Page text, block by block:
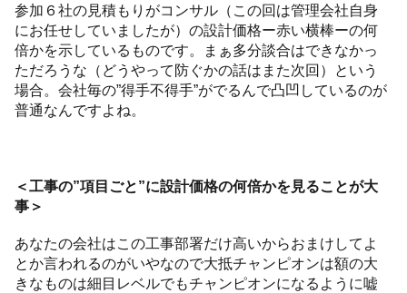
参加６社の見積もりがコンサル（この回は管理会社自身
にお任せしていましたが）の設計価格ー赤い横棒ーの何
倍かを示しているものです。まぁ多分談合はできなかっ
ただろうな（どうやって防ぐかの話はまた次回）という
場合。会社毎の”得手不得手”がでるんで凸凹しているのが
普通なんですよね。
＜工事の”項目ごと”に設計価格の何倍かを見ることが大
事＞
あなたの会社はこの工事部署だけ高いからおまけしてよ
とか言われるのがいやなので大抵チャンピオンは額の大
きなものは細目レベルでもチャンピオンになるように嘘